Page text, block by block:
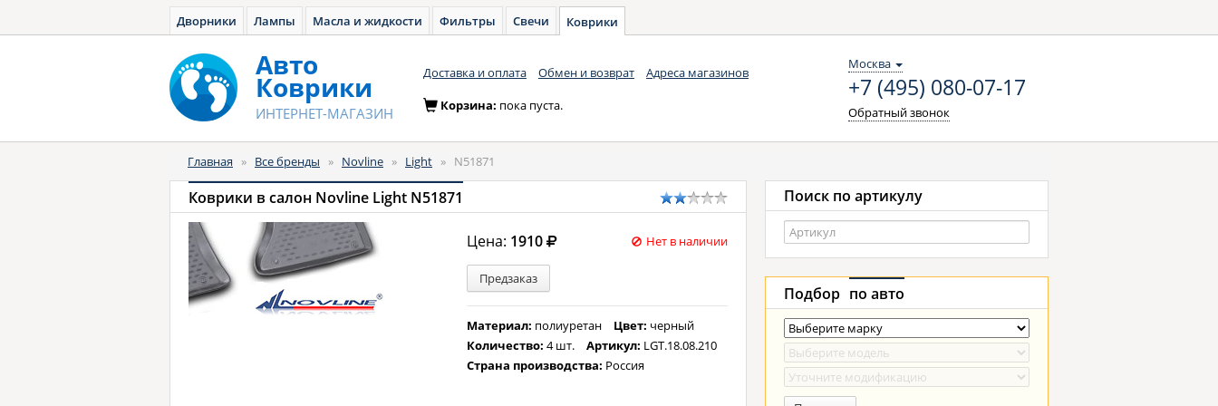
Дворники Лампы Масла и жидкости Фильтры Свечи Коврики
Авто
Коврики
ИНТЕРНЕТ-МАГАЗИН
Доставка и оплата Обмен и возврат Адреса магазинов
Москва
+7 (495) 080-07-17
Обратный звонок
Корзина: пока пуста.
Главная » Все бренды » Novline » Light » N51871
Коврики в салон Novline Light N51871
Цена: 1910 Нет в наличии
Предзаказ
Материал: полиуретан Цвет: черный
Количество:4 шт. Артикул: LGT.18.08.210
Страна производства: Россия
Поиск по артикулу
Подбор по авто